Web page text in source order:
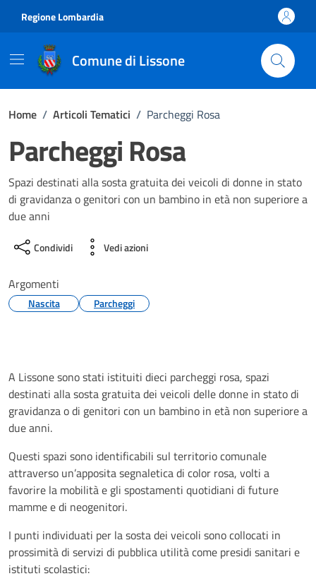
Regione Lombardia
Comune di Lissone
Home / Articoli Tematici / Parcheggi Rosa
Parcheggi Rosa
Spazi destinati alla sosta gratuita dei veicoli di donne in stato
di gravidanza o genitori con un bambino in età non superiore a
due anni
Condividi Vedi azioni
Argomenti
Nascita Parcheggi
A Lissone sono stati istituiti dieci parcheggi rosa, spazi
destinati alla sosta gratuita dei veicoli delle donne in stato di
gravidanza o di genitori con un bambino in età non superiore a
due anni.
Questi spazi sono identificabili sul territorio comunale
attraverso un’apposita segnaletica di color rosa, volti a
favorire la mobilità e gli spostamenti quotidiani di future
mamme e di neogenitori.
I punti individuati per la sosta dei veicoli sono collocati in
prossimità di servizi di pubblica utilità come presidi sanitari e
istituti scolastici: